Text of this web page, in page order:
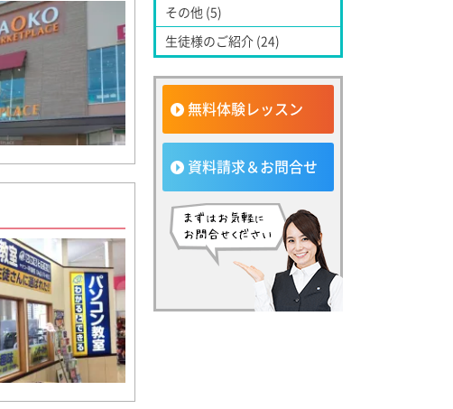
その他 (5)
生徒様のご紹介 (24)
無料体験レッスン
資料請求＆お問合せ